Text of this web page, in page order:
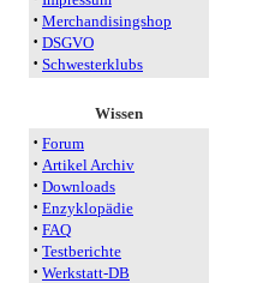
· Merchandisingshop
· DSGVO
· Schwesterklubs
Wissen
· Forum
· Artikel Archiv
· Downloads
· Enzyklopädie
· FAQ
· Testberichte
· Werkstatt-DB